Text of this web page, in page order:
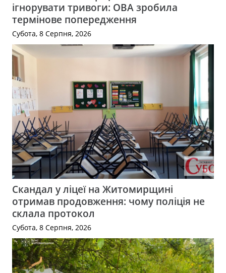
ігнорувати тривоги: ОВА зробила
термінове попередження
Субота, 8 Серпня, 2026
Скандал у ліцеї на Житомирщині
отримав продовження: чому поліція не
склала протокол
Субота, 8 Серпня, 2026